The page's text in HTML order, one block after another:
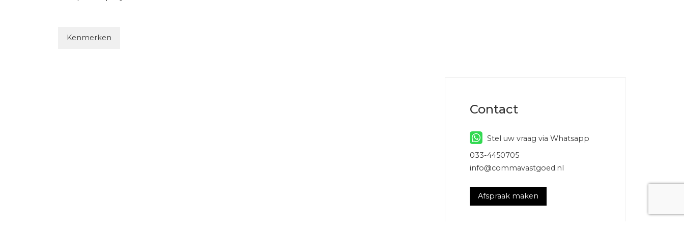
Kenmerken
Contact
Stel uw vraag via Whatsapp
033-4450705
info@commavastgoed.nl
Afspraak maken